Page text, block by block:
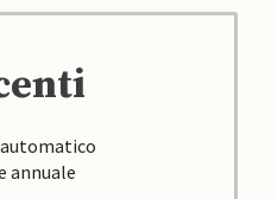
annuale